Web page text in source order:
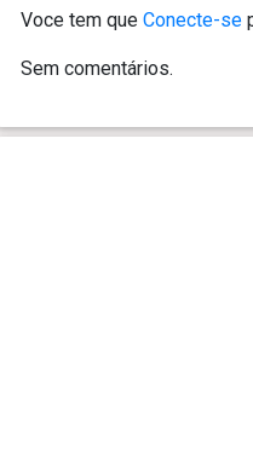
Voce tem que Conecte-se
Sem comentários.